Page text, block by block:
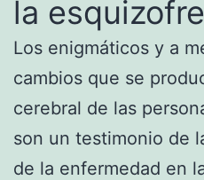
la
Los enigmáticos y a
cambios que se
cerebral de las
son un testimonio de
de la enfermedad en